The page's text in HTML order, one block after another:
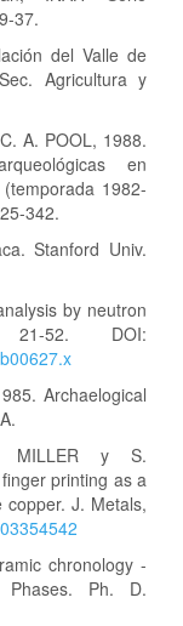
37.
del Valle de
Agricultura y
A. POOL, 1988.
en
1982-
342.
Stanford Univ.
by neutron
21-52. DOI:
Archaelogical
MILLER y S.
printing as a
J. Metals,
chronology -
Phases. Ph. D.